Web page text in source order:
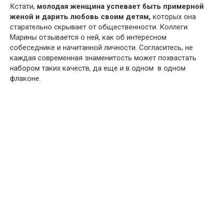
Кстати, молодая женщина успевает быть примерной
женой и дарить любовь своим детям, которых она
старательно скрывает от общественности. Коллеги
Марины отзывается о ней, как об интересном
собеседнике и начитанной личности. Согласитесь, не
каждая современная знаменитость может похвастать
набором таких качеств, да еще и в одном в одном
флаконе.